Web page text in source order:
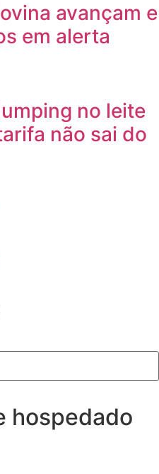
avançam e
em alerta
no leite
não sai do
hospedado